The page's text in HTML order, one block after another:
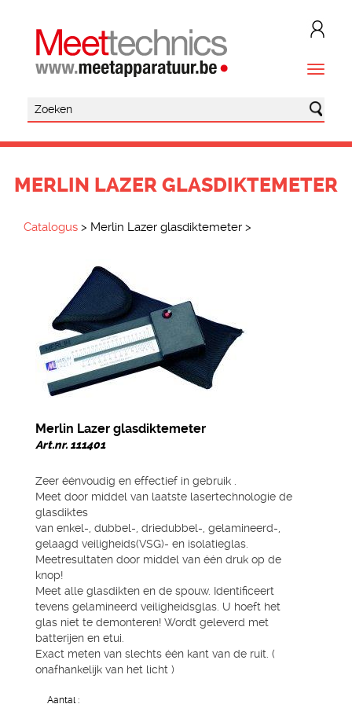
MERLIN LAZER GLASDIKTEMETER
Catalogus > Merlin Lazer glasdiktemeter >
Merlin Lazer glasdiktemeter
Art.nr. 111401
Zeer éénvoudig en effectief in gebruik .
Meet door middel van laatste lasertechnologie de
glasdiktes
van enkel-, dubbel-, driedubbel-, gelamineerd-,
gelaagd veiligheids(VSG)- en isolatieglas.
Meetresultaten door middel van één druk op de
knop!
Meet alle glasdikten en de spouw. Identificeert
tevens gelamineerd veiligheidsglas. U hoeft het
glas niet te demonteren! Wordt geleverd met
batterijen en etui.
Exact meten van slechts één kant van de ruit. (
onafhankelijk van het licht )
Aantal :